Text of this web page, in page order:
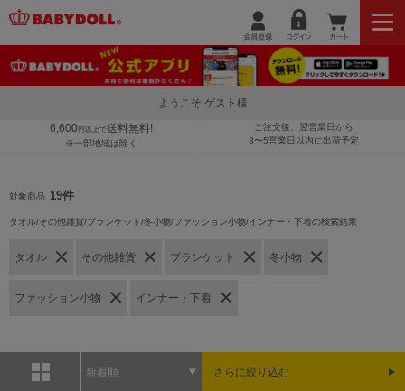
ようこそ ゲスト様
6,600 円以上で送料無料!
※一部地域は除く
ご注文後、翌営業日から
3〜5営業日以内に出荷予定
対象商品 19件
タオル/その他雑貨/ブランケット/冬小物/ファッション小物/インナー・下着の検索結果
タオル その他雑貨 ブランケット 冬小物
ファッション小物 インナー・下着
新着順 さらに絞り込む